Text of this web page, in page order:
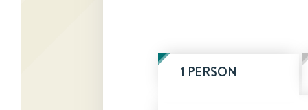
1 PERSON